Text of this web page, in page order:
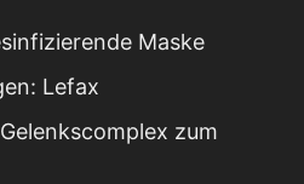
Maske
Lefax
zum